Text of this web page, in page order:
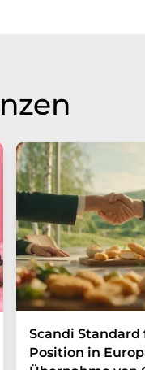
Scandi
Position in